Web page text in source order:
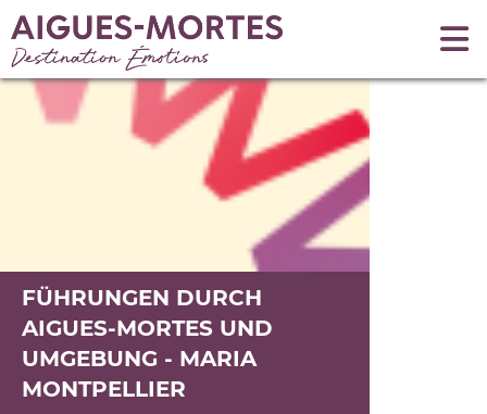
FÜHRUNGEN DURCH
AIGUES-MORTES UND
UMGEBUNG - MARIA
MONTPELLIER